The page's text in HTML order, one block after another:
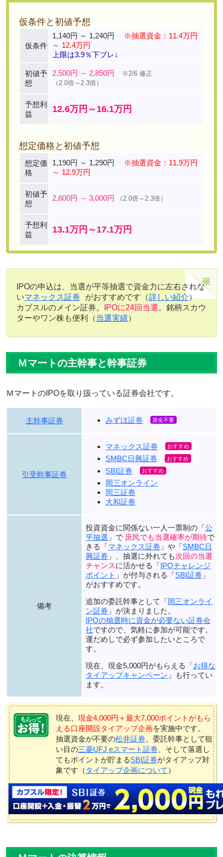
仮条件と初値予想
仮条件
1,140円 ～ 1,240円
※抽選資金：11.4万円
～ 12.4万円
上限は3.9％下ブレ↓
初値予
想
2,500円 ～ 2,850円
※2/6 修正
（2.0倍～2.3倍）
予想利
益
12.6万円～16.1万円
想定価格と初値予想
想定価
格
1,190円 ～ 1,290円
※抽選資金：11.9万円
～ 12.9万円
初値予
想
2,600円 ～ 3,000円 （2.0倍～2.3倍）
予想利
益
13.1万円～17.1万円
IPOの申込は、当選が平等抽選で資金力に左右されな
いマネックス証券 がおすすめです（詳しい紹介）
カブスルのメイン証券。
IPOに24回当選。銘柄スカウ
ターやワン株も便利（当選実績）
Ｍマートの主幹事と幹事証券
ＭマートのIPOを取り扱っている証券会社です。
主幹事証券 みずほ証券
引受幹事証券
マネックス証券
SMBC日興証券
SBI証券
岡三オンライン
岡三証券
大和証券
備考
投資資金に関係ない一人一票制の「公
平抽選 」で 庶民でも当選確率が期待で
きる「マネックス証券 」や「SMBC日
興証券 」、抽選に外れても次回の当選
チャンスに活かせる「IPOチャレンジ
ポイント 」が付与される「SBI証券 」
がおすすめです。
追加の委託幹事として「岡三オンライ
ン証券 」が決まりました。
IPOの抽選時に資金が必要ない証券会
社ですので、気軽に参加が可能です。
運だめしで必ず参加したいところで
す。
現在、 現金5,000円がもらえる 「お得な
タイアップキャンペーン 」も行ってい
ます。
現在、 現金4,000円＋最大7,000ポイントがもら
える口座開設タイアップ企画を実施中です。
抽選資金が不要の松井証券 、委託幹事として狙
い目の三菱UFJ eスマート証券 、そして落選し
てもポイントが貯まるSBI証券がタイアップ対
象です（ タイアップ企画について ）